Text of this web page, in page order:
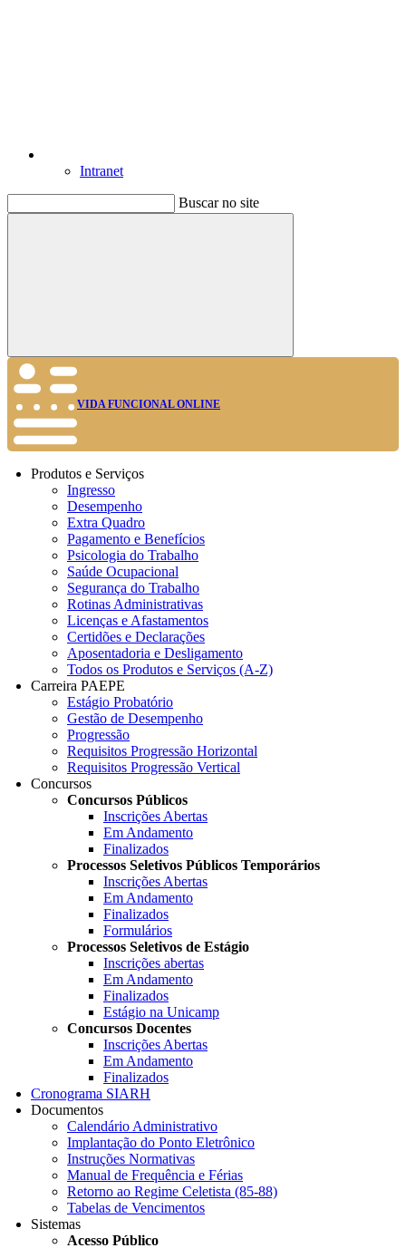
Intranet
Buscar no site
Buscar
VIDA FUNCIONAL ONLINE
Produtos e Serviços
Ingresso
Desempenho
Extra Quadro
Pagamento e Benefícios
Psicologia do Trabalho
Saúde Ocupacional
Segurança do Trabalho
Rotinas Administrativas
Licenças e Afastamentos
Certidões e Declarações
Aposentadoria e Desligamento
Todos os Produtos e Serviços (A-Z)
Carreira PAEPE
Estágio Probatório
Gestão de Desempenho
Progressão
Requisitos Progressão Horizontal
Requisitos Progressão Vertical
Concursos
Concursos Públicos
Inscrições Abertas
Em Andamento
Finalizados
Processos Seletivos Públicos Temporários
Inscrições Abertas
Em Andamento
Finalizados
Formulários
Processos Seletivos de Estágio
Inscrições abertas
Em Andamento
Finalizados
Estágio na Unicamp
Concursos Docentes
Inscrições Abertas
Em Andamento
Finalizados
Cronograma SIARH
Documentos
Calendário Administrativo
Implantação do Ponto Eletrônico
Instruções Normativas
Manual de Frequência e Férias
Retorno ao Regime Celetista (85-88)
Tabelas de Vencimentos
Sistemas
Acesso Público